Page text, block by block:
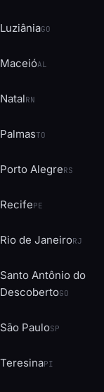
LuziâniaGO
MaceióAL
NatalRN
PalmasTO
Porto AlegreRS
RecifePE
Rio de JaneiroRJ
Santo Antônio do
DescobertoGO
São PauloSP
TeresinaPI